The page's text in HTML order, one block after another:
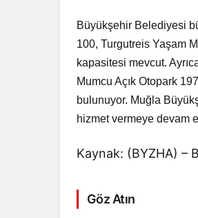
Büyükşehir Belediyesi
100, Turgutreis Yaşam
kapasitesi mevcut.
Mumcu Açık Otopark
bulunuyor. Muğla
hizmet vermeye devam
Kaynak: (BYZHA) –
Göz Atın